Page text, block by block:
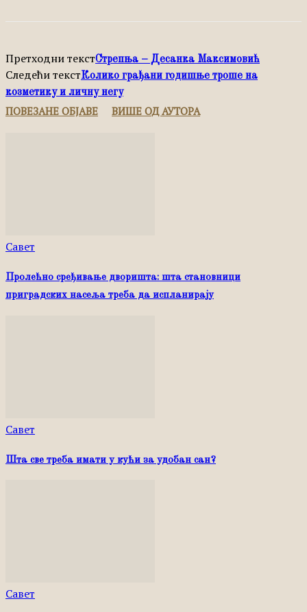
Претходни текстСтрепња – Десанка Максимовић
Следећи текстКолико грађани годишње троше на
козметику и личну негу
ПОВЕЗАНЕ ОБЈАВЕ ВИШЕ ОД АУТОРА
Савет
Пролећно сређивање дворишта: шта становници
приградских насеља треба да испланирају
Савет
Шта све треба имати у кући за удобан сан?
Савет